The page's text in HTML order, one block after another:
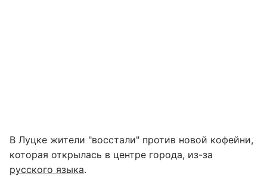
В Луцке жители "восстали" против новой кофейни,
которая открылась в центре города, из-за
русского языка.